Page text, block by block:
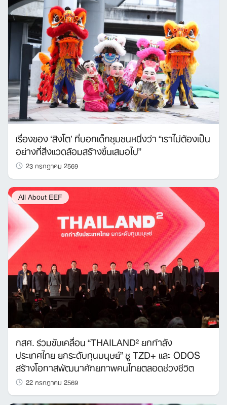
เรื่องของ ‘สิงโต’ ที่บอกเด็กชุมชนหนึ่งว่า “เราไม่ต้องเป็น
อย่างที่สิ่งแวดล้อมสร้างขึ้นเสมอไป”
23 กรกฎาคม 2569
All About EEF
กสศ. ร่วมขับเคลื่อน “THAILAND² ยกกำลัง
ประเทศไทย ยกระดับทุนมนุษย์” ชู TZD+ และ ODOS
สร้างโอกาสพัฒนาศักยภาพคนไทยตลอดช่วงชีวิต
22 กรกฎาคม 2569